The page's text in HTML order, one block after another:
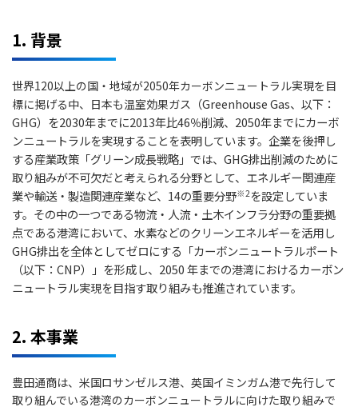
1. 背景
世界120以上の国・地域が2050年カーボンニュートラル実現を目
標に掲げる中、日本も温室効果ガス （Greenhouse Gas、以下：
GHG）を2030年までに2013年比46％削減、2050年までにカーボ
ンニュートラルを実現することを表明しています。企業を後押し
する産業政策「グリーン成長戦略」では、GHG排出削減のために
取り組みが不可欠だと考えられる分野として、エネルギー関連産
業や輸送・製造関連産業など、 14の重要分野※2 を設定していま
す。その中の一つである物流・人流・土木インフラ分野の重要拠
点である港湾において、水素などのクリーンエネルギーを活用し
GHG排出を全体としてゼロにする「カーボンニュートラルポート
（以下：CNP）」を形成し、2050 年までの港湾におけるカーボン
ニュートラル実現を目指す取り組みも推進されています。
2. 本事業
豊田通商は、米国ロサンゼルス港、英国イミンガム港で先行して
取り組んでいる港湾のカーボンニュートラルに向けた取り組みで